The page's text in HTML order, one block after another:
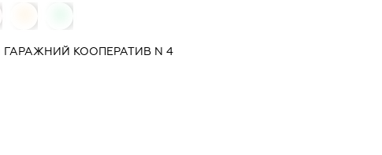
КООПЕРАТИВ N 4